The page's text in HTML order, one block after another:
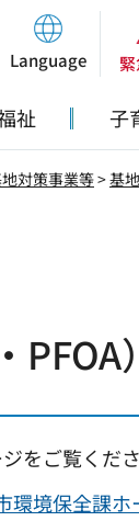
Language
祉 子
対策事業等>基
をご覧くださ
境保全課ホ